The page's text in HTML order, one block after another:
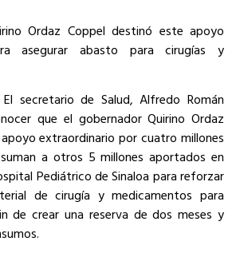
Ordaz Coppel destinó este apoyo
asegurar abasto para cirugías y
El secretario de Salud, Alfredo Román
que el gobernador Quirino Ordaz
extraordinario por cuatro millones
a otros 5 millones aportados en
Pediátrico de Sinaloa para reforzar
de cirugía y medicamentos para
de crear una reserva de dos meses y